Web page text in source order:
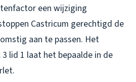
een wijziging
Castricum gerechtigd de
aan te passen. Het
lid 1 laat het bepaalde in de